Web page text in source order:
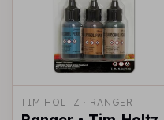
TIM HOLTZ · RANGER